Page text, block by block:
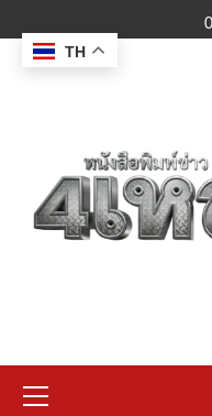
to
content
Menu
TH